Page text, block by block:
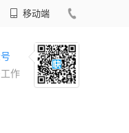
移动端
作